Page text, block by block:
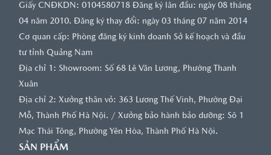
Giấy CNĐKDN: 0104580718 Đăng ký lân đầu: ngày 08 tháng
04 năm 2010. Đăng ký thay đổi: ngày 03 tháng 07 năm 2014
Cơ quan cấp: Phòng đăng ký kinh doanh Sở kế hoạch và đầu
tư tỉnh Quảng Nam
Địa chỉ 1: Showroom: Số 68 Lê Văn Lương, Phường Thanh
Xuân
Địa chỉ 2: Xưởng thân vỏ: 363 Lương Thế Vinh, Phường Đại
Mỗ, Thành Phố Hà Nội. / Xưởng bảo hành bảo dưỡng: Sô 1
Mạc Thái Tông, Phường Yên Hòa, Thành Phố Hà Nội.
SẢN PHẨM